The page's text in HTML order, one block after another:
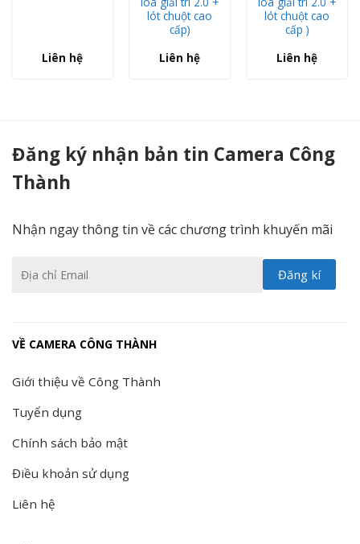
Liên hệ
lót chuột cao
cấp)
Liên hệ
lót chuột cao
cấp )
Liên hệ
Đăng ký nhận bản tin Camera Công
Thành
Nhận ngay thông tin về các chương trình khuyến mãi
VỀ CAMERA CÔNG THÀNH
Giới thiệu về Công Thành
Tuyển dụng
Chính sách bảo mật
Điều khoản sử dụng
Liên hệ